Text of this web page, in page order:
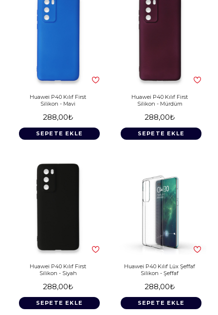
Huawei P40 Kılıf First
Silikon - Mavi
288,00₺
SEPETE EKLE
Huawei P40 Kılıf First
Silikon - Mürdüm
288,00₺
SEPETE EKLE
Huawei P40 Kılıf First
Silikon - Siyah
288,00₺
SEPETE EKLE
Huawei P40 Kılıf Lüx Şeffaf
Silikon - Şeffaf
288,00₺
SEPETE EKLE